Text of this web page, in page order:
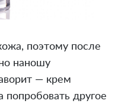
поэтому после
наношу
— крем
другое